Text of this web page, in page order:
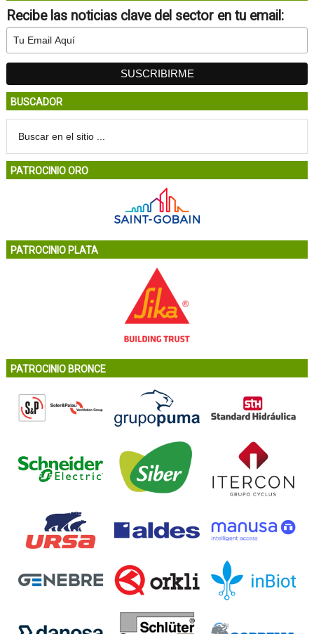
Recibe las noticias clave del sector en tu email:
BUSCADOR
PATROCINIO ORO
PATROCINIO PLATA
PATROCINIO BRONCE